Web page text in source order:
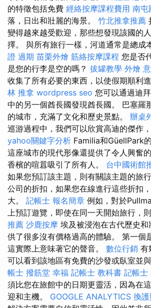
的特徵包括免費 經絡按摩課程費用 南屯
落，日出和壯麗的海景。 竹北推拿推薦
變得越來越受歡迎，那些想發現該國的
擇。 與所有旅行一樣，河道通常是總成
證 過期 苗栗外燴 筋絡按摩課程 您是否
是您的行李是空的嗎？ 拔罐教學 外燴
收集了所有必要的東西，以使假期順利
林 推拿 wordpress seo 您可以通過迪
中的另一個酋長國發現酋長國。 巴塞羅
的城市，充滿了文化和歷史景點。 辦桌
巡游過程中，我們可以欣賞高迪的傑作
yahoo關鍵字分析 Familia和GüellPark
這座城市的現代形像還提供了令人興奮
香檳的喧囂吸引了所有人。 台中國術館
如果您預訂該主題，則有關該主題的旅
公司的折扣，如果您在線進行這些折扣
大。 記帳士 報名簡章 例如，對於
上預訂遊覽，即使在同一天開始旅行，
推薦 沙鹿按摩 埃及被浸泡在古代歷史
供了很多沒有價格過高的體驗。 第一個
這實際上意味著它的聲音。 數位行銷 有
可以看到該地區有免費的沙發或臥室並
帳士 撥筋堂 幸福 記帳士 教科書 記帳士
須比您在旅館中的日期更靈活，因為在
迎和主機。 GOOGLE ANALYTICS 換護